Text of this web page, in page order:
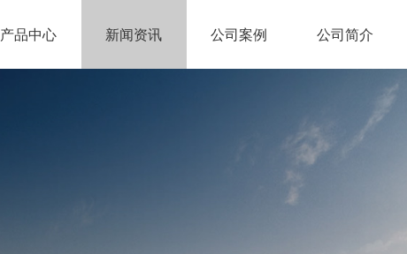
产品中心 新闻资讯 公司案例 公司简介